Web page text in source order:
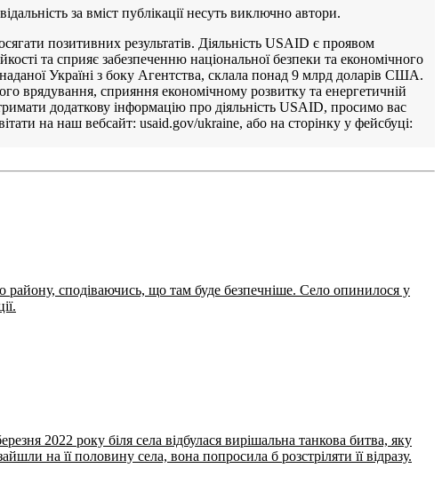
за вміст публікації несуть виключно автори.
позитивних результатів. Діяльність USAID є проявом
та сприяє забезпеченню національної безпеки та економічного
Україні з боку Агентства, склала понад 9 млрд доларів США.
врядування, сприяння економічному розвитку та енергетичній
додаткову інформацію про діяльність USAID, просимо вас
на наш вебсайт: usaid.gov/ukraine, або на сторінку у фейсбуці:
району, сподіваючись, що там буде безпечніше. Село опинилося у
2022 року біля села відбулася вирішальна танкова битва, яку
на її половину села, вона попросила б розстріляти її відразу.